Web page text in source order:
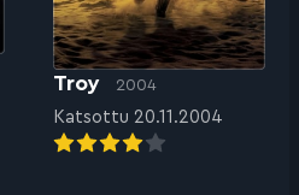
Troy 2004
Katsottu 20.11.2004